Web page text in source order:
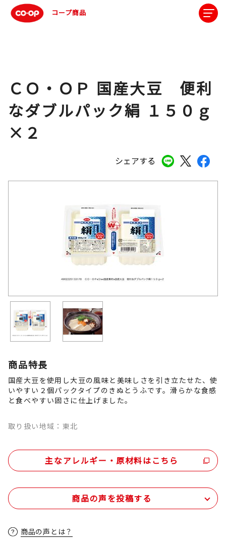
コープ商品
シェアする
ＣＯ・ＯＰ 国産大豆 便利
なダブルパック絹 １５０ｇ
×２
商品特長
国産大豆を使用し大豆の風味と美味しさを引き立たせた、使
いやすい２個パックタイプのきぬとうふです。滑らかな食感
と食べやすい固さに仕上げました。
取り扱い地域：東北
主なアレルギー・原材料はこちら
商品の声を投稿する
商品の声とは？